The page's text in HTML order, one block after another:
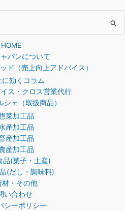
HOME
パンについて
ド（売上向上アドバイス）
に効くコラム
ス・クロス営業代行
シェ（取扱商品）
菜加工品
産加工品
産加工品
産加工品
品(菓子・土産)
(だし・調味料)
材・その他
い合わせ
シーポリシー